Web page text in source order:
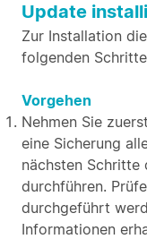
Update
Zur Installation
folgenden
Vorgehen
Nehmen Sie
eine Sicherung
nächsten
durchführen.
durchgeführt
Informationen